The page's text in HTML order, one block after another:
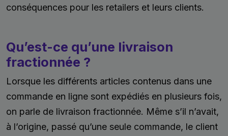
conséquences pour les retailers et leurs clients.
Qu’est-ce qu’une livraison
fractionnée ?
Lorsque les différents articles contenus dans une
commande en ligne sont expédiés en plusieurs fois,
on parle de livraison fractionnée. Même s’il n’avait,
à l’origine, passé qu’une seule commande, le client